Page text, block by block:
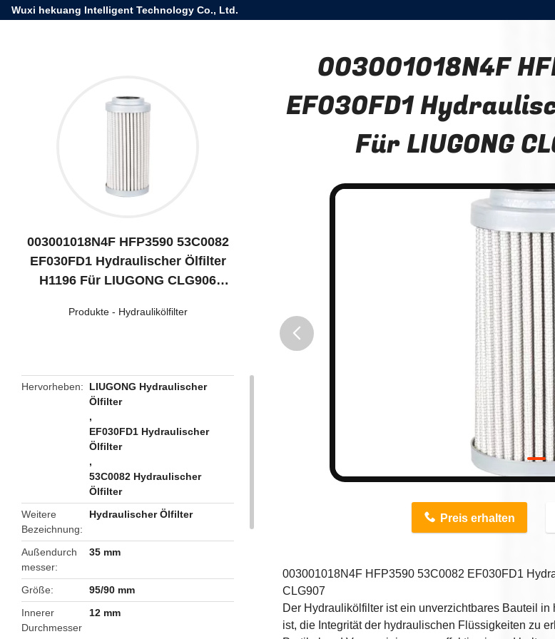
Wuxi hekuang Intelligent Technology Co., Ltd.
003001018N4F HFP3590 53C0082
EF030FD1 Hydraulischer Ölfilter
H1196 Für LIUGONG CLG906
Produkte- Hydraulikölfilter
Hervorheben
LIUGONG Hydraulischer
Ölfilter
,
EF030FD1 Hydraulischer
Ölfilter
,
53C0082 Hydraulischer
Ölfilter
Weitere
Bezeichnung
Hydraulischer Ölfilter
Außendurch
messer
35 mm
Größe
95/90 mm
Innerer
Durchmesser
12 mm
003001018N4F
EF030FD1
Für LIUGONG
Preis erhalten
003001018N4F HFP3590 53C0082 EF030FD1
CLG907
Der Hydraulikölfilter ist ein unverzichtbares Bauteil
ist, die Integrität der hydraulischen Flüssigkeiten zu